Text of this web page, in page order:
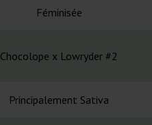
Féminisée
Chocolope x Lowryder #2
Principalement Sativa